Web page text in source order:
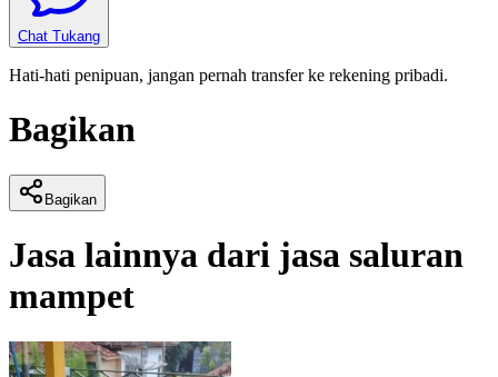
Chat Tukang
Hati-hati penipuan, jangan pernah transfer ke rekening pribadi.
Bagikan
Bagikan
Jasa lainnya dari jasa saluran
mampet